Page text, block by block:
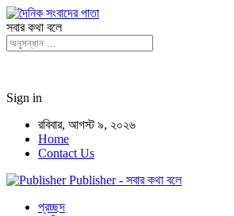
সবার কথা বলে
Sign in
রবিবার, আগস্ট ৯, ২০২৬
Home
Contact Us
Publisher - সবার কথা বলে
প্রচ্ছদ